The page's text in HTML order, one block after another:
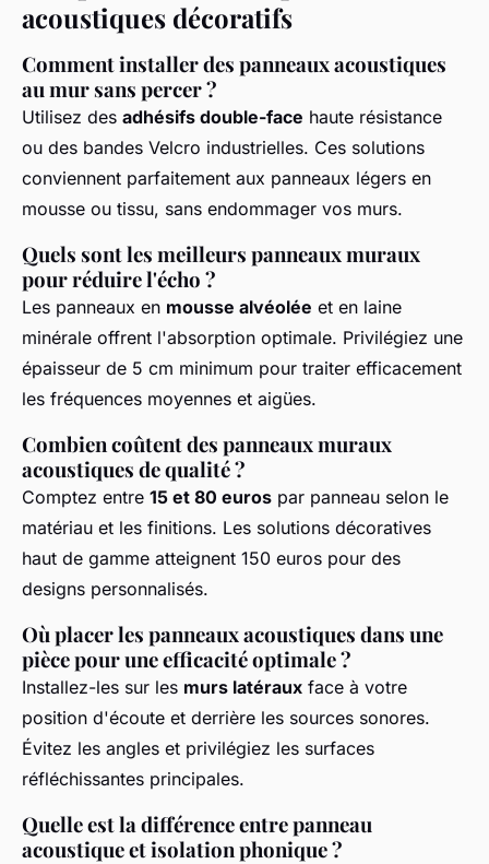
acoustiques décoratifs
Comment installer des panneaux acoustiques
au mur sans percer ?
Utilisez des adhésifs double-face haute résistance
ou des bandes Velcro industrielles. Ces solutions
conviennent parfaitement aux panneaux légers en
mousse ou tissu, sans endommager vos murs.
Quels sont les meilleurs panneaux muraux
pour réduire l'écho ?
Les panneaux en mousse alvéolée et en laine
minérale offrent l'absorption optimale. Privilégiez une
épaisseur de 5 cm minimum pour traiter efficacement
les fréquences moyennes et aigües.
Combien coûtent des panneaux muraux
acoustiques de qualité ?
Comptez entre 15 et 80 euros par panneau selon le
matériau et les finitions. Les solutions décoratives
haut de gamme atteignent 150 euros pour des
designs personnalisés.
Où placer les panneaux acoustiques dans une
pièce pour une efficacité optimale ?
Installez-les sur les murs latéraux face à votre
position d'écoute et derrière les sources sonores.
Évitez les angles et privilégiez les surfaces
réfléchissantes principales.
Quelle est la différence entre panneau
acoustique et isolation phonique ?